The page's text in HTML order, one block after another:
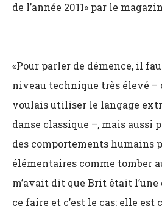
de l’année 2011» par le
«Pour parler de démence, il
niveau technique très élevé –
voulais utiliser le langage
danse classique –, mais
des comportements humains
élémentaires comme tomber
m’avait dit que Brit était
ce faire et c’est le cas: elle est